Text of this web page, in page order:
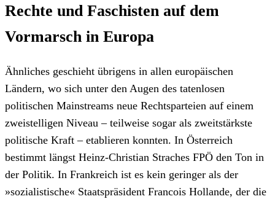
Rechte und Faschisten auf dem
Vormarsch in Europa
Ähnliches geschieht übrigens in allen europäischen
Ländern, wo sich unter den Augen des tatenlosen
politischen Mainstreams neue Rechtsparteien auf einem
zweistelligen Niveau – teilweise sogar als zweitstärkste
politische Kraft – etablieren konnten. In Österreich
bestimmt längst Heinz-Christian Straches FPÖ den Ton in
der Politik. In Frankreich ist es kein geringer als der
»sozialistische« Staatspräsident Francois Hollande, der die